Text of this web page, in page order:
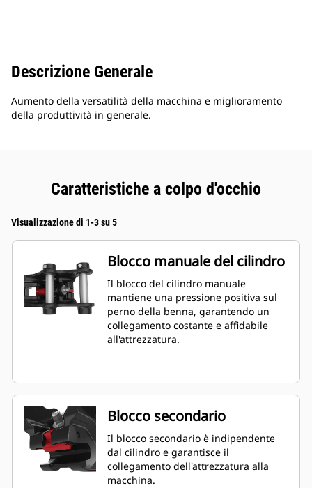
Descrizione Generale
Aumento della versatilità della macchina e miglioramento
della produttività in generale.
Caratteristiche a colpo d'occhio
Visualizzazione di 1-3 su 5
Blocco manuale del cilindro
Il blocco del cilindro manuale
mantiene una pressione positiva sul
perno della benna, garantendo un
collegamento costante e affidabile
all'attrezzatura.
Blocco secondario
Il blocco secondario è indipendente
dal cilindro e garantisce il
collegamento dell'attrezzatura alla
macchina.